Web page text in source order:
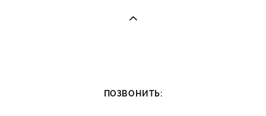
ПОЗВОНИТЬ: